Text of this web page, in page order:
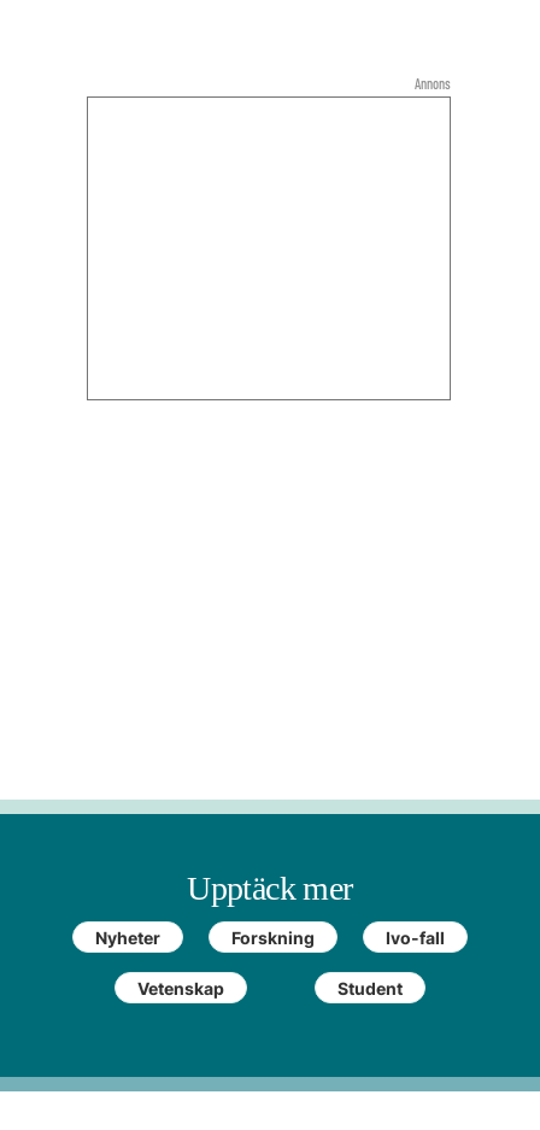
Upptäck mer
Nyheter Forskning Ivo-fall
Vetenskap Student
Annons